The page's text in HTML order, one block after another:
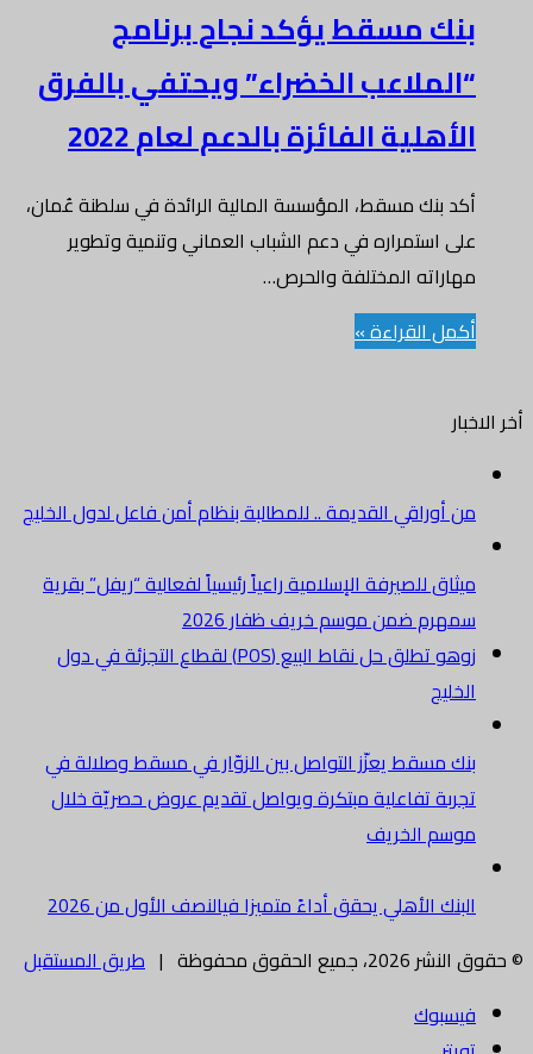
بنك مسقط يؤكد نجاح برنامج
“الملاعب الخضراء” ويحتفي بالفرق
الأهلية الفائزة بالدعم لعام 2022
أكد بنك مسقط، المؤسسة المالية الرائدة في سلطنة عُمان،
على استمراره في دعم الشباب العماني وتنمية وتطوير
مهاراته المختلفة والحرص…
أكمل القراءة »
أخر الاخبار
من أوراقي القديمة .. للمطالبة بنظام أمن فاعل لدول الخليج
ميثاق للصيرفة الإسلامية راعياً رئيسياً لفعالية “ريفل” بقرية
سمهرم ضمن موسم خريف ظفار 2026
زوهو تطلق حل نقاط البيع (POS) لقطاع التجزئة في دول
الخليج
بنك مسقط يعزّز التواصل بين الزوّار في مسقط وصلالة في
تجربة تفاعلية مبتكرة ويواصل تقديم عروض حصريّة خلال
موسم الخريف
البنك الأهلي يحقق أداءً متميزا فيالنصف الأول من 2026
© حقوق النشر 2026، جميع الحقوق محفوظة |
طريق المستقبل
فيسبوك